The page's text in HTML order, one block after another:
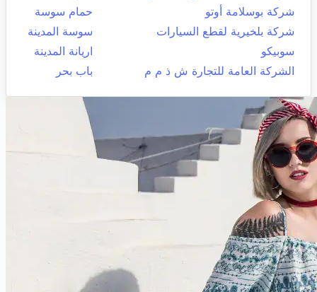
شركة بوسلامة أوتو
حمام سوسة
شركة بلخيرية لقطع السيارات
سوسة المدينة
سوبيكو
اريانة المدينة
الشركة العامة للتجارة ش ذ م م
باب بحر